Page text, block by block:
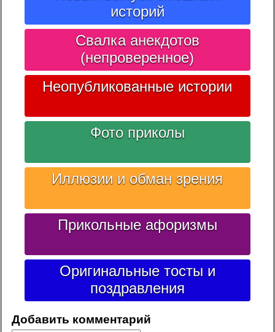
историй
Свалка анекдотов
(непроверенное)
Неопубликованные истории
Фото приколы
Иллюзии и обман зрения
Прикольные афоризмы
Оригинальные тосты и
поздравления
Добавить комментарий